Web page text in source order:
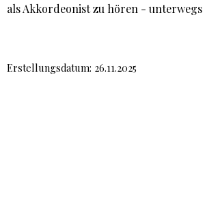
als Akkordeonist zu hören - unterwegs
Erstellungsdatum: 26.11.2025